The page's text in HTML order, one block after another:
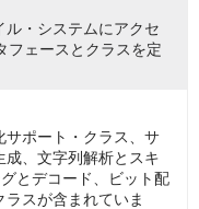
ル・システムにアクセ
フェースとクラスを定
サポート・クラス、サ
成、文字列解析とスキ
とデコード、ビット配
スが含まれていま